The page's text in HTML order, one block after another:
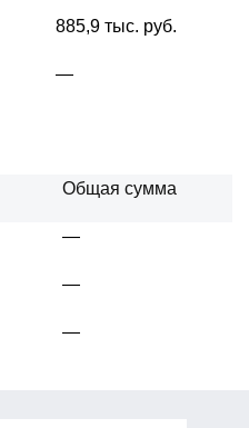
885,9 тыс. руб.
—
Общая сумма
—
—
—